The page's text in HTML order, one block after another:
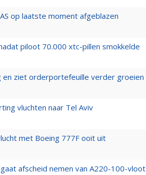
op laatste moment afgeblazen
piloot 70.000 xtc-pillen smokkelde
ziet orderportefeuille verder groeien
vluchten naar Tel Aviv
met Boeing 777F ooit uit
afscheid nemen van A220-100-vloot